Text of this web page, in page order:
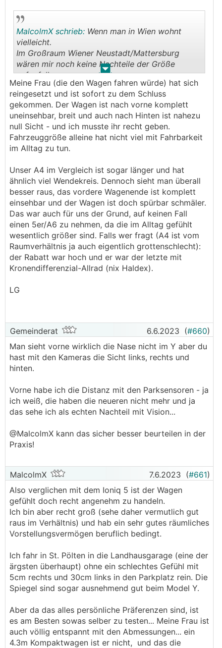
. .
MalcolmX schrieb: Wenn man in Wien wohnt
vielleicht.
Im Großraum Wiener Neustadt/Mattersburg
wären mir noch keine Nachteile der Größe
aufgefallen.
Meine Frau (die den Wagen fahren würde) hat sich
reingesetzt und ist sofort zu dem Schluss
gekommen. Der Wagen ist nach vorne komplett
uneinsehbar, breit und auch nach Hinten ist nahezu
null Sicht - und ich musste ihr recht geben.
Fahrzeuggröße alleine hat nicht viel mit Fahrbarkeit
im Alltag zu tun.
Unser A4 im Vergleich ist sogar länger und hat
ähnlich viel Wendekreis. Dennoch sieht man überall
besser raus, das vordere Wagenende ist komplett
einsehbar und der Wagen ist doch spürbar schmäler.
Das war auch für uns der Grund, auf keinen Fall
einen 5er/A6 zu nehmen, da die im Alltag gefühlt
wesentlich größer sind. Falls wer fragt (A4 ist vom
Raumverhältnis ja auch eigentlich grottenschlecht):
der Rabatt war hoch und er war der letzte mit
Kronendifferenzial-Allrad (nix Haldex).
LG
Gemeinderat 6.6.2023 (#660)
Man sieht vorne wirklich die Nase nicht im Y aber du
hast mit den Kameras die Sicht links, rechts und
hinten.
Vorne habe ich die Distanz mit den Parksensoren - ja
ich weiß, die haben die neueren nicht mehr und ja
das sehe ich als echten Nachteil mit Vision...
@­MalcolmX kann das sicher besser beurteilen in der
Praxis!
MalcolmX 7.6.2023 (#661)
Also verglichen mit dem Ioniq 5 ist der Wagen
gefühlt doch recht angenehm zu handeln.
Ich bin aber recht groß (sehe daher vermutlich gut
raus im Verhältnis) und hab ein sehr gutes räumliches
Vorstellungsvermögen beruflich bedingt.
Ich fahr in St. Pölten in die Landhausgarage (eine der
ärgsten überhaupt) ohne ein schlechtes Gefühl mit
5cm rechts und 30cm links in den Parkplatz rein. Die
Spiegel sind sogar ausnehmend gut beim Model Y.
Aber da das alles persönliche Präferenzen sind, ist
es am Besten sowas selber zu testen... Meine Frau ist
auch völlig entspannt mit den Abmessungen... ein
4.3m Kompaktwagen ist er nicht, und das die